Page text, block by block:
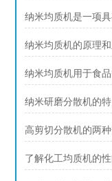
纳米均质机是一项
纳米均质机的原理
纳米均质机用于食
纳米研磨分散机的
高剪切分散机的两
了解化工均质机的